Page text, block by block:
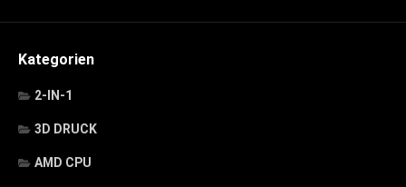
Kategorien
2-IN-1
3D DRUCK
AMD CPU